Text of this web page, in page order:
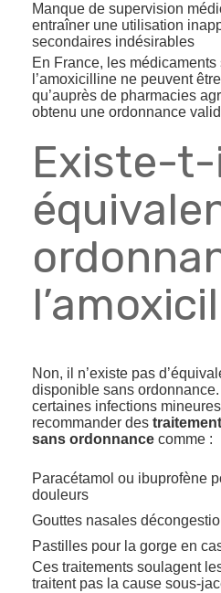
Manque de supervision
entraîner une utilisation
secondaires indésirables
En France, les
l’amoxicilline ne peuvent
qu’auprès de pharmacies
obtenu une ordonnance
Existe-t-
Non, il n’existe pas
disponible sans
certaines infections
recommander des
sans ordonnance comme :
Paracétamol ou ibuprofène
douleurs
Gouttes nasales
Pastilles pour la gorge en
Ces traitements soulagent
traitent pas la cause sous-